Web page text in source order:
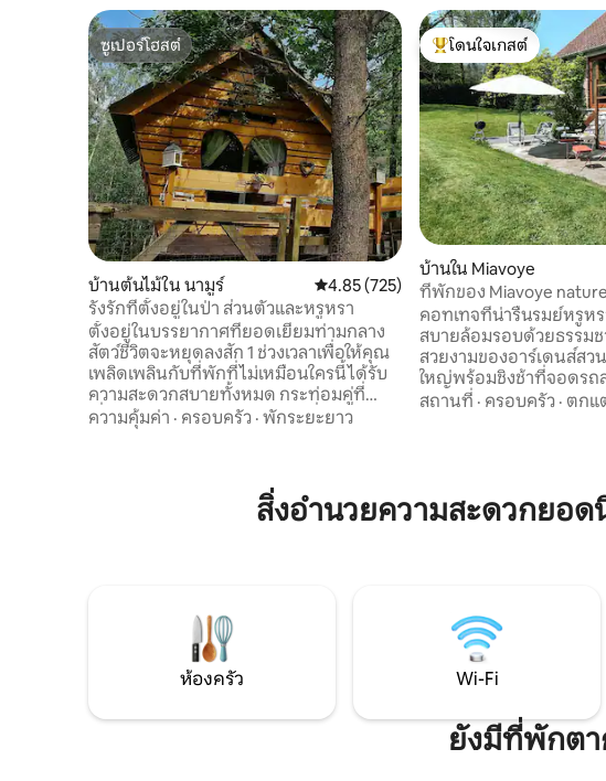
ซูเปอร์โฮสต์
ซูเปอร์โฮสต์
บ้านต้นไม้ใน นามูร์ คะแนนเฉลี่ย 4.85 จาก 5, 725 รีวิว
4.85 (725)
รังรักที่ตั้งอยู่ในป่า ส่วนตัวและหรูหรา
ตั้งอยู่ในบรรยากาศที่ยอดเยี่ยมท่ามกลาง
สัตว์ชีวิตจะหยุดลงสัก 1 ช่วงเวลาเพื่อให้คุณ
เพลิดเพลินกับที่พักที่ไม่เหมือนใครนี้ได้รับ
ความสะดวกสบายทั้งหมด กระท่อมคู่ที่
เชื่อมต่อกันด้วยทางเดิน 1 ทางที่ซ่อนอยู่
จากวิว (กระท่อม 1 หลังและศาลา 1 หลัง/
ทะเล 200 เมตรใจกลางป่าห่างจากร้านค้า
ระหว่าง Namur และ Dinant 10 นาที ค้นพบ
ความคุ้มค่า · ครอบครัว · พักระยะยาว
โดนใจเกสต์ที่สุด
โดนใจเกสต์
บ้านใน Miavoye
ที่พักของ Miavoye
view.
คอทเทจที่น่ารื่นรมย์หรูห
สบายล้อมรอบด้วยธรรม
สวยงามของอาร์เดนส์สว
ใหญ่พร้อมชิงช้าที่จอดรถ
Wi-Fi ความเร็วสูงแบบใหม่ บ้านหลังสุดท้ายที่
จากบรัสเซลส์เลียจลุกซ์ ห่างจากหุบเขา
Meuse 4 กม. เทนนิส!! อยู่ระหว่างการ
สถานที่ · ครอบครัว · ตกแ
สิ่งอำนวยความสะดวกยอ
ห้องครัว Wi-Fi
ยังมีที่พักตา